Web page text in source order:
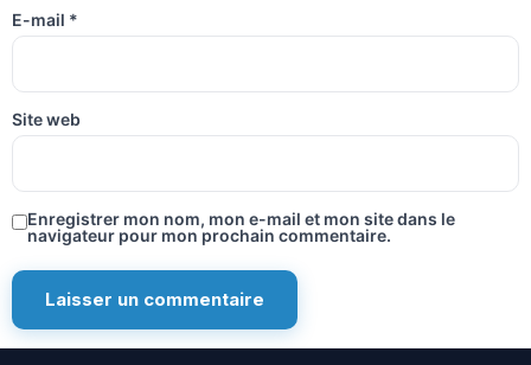
E-mail *
Site web
Enregistrer mon nom, mon e-mail et mon site dans le
navigateur pour mon prochain commentaire.